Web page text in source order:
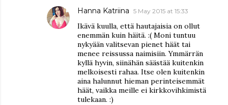
Hanna Katriina 5 May 2015 at 15:33
Ikävä kuulla, että hautajaisia on ollut
enemmän kuin häitä. :( Moni tuntuu
nykyään valitsevan pienet häät tai
menee reissussa naimisiin. Ymmärrän
kyllä hyvin, siinähän säästää kuitenkin
melkoisesti rahaa. Itse olen kuitenkin
aina halunnut hieman perinteisemmät
häät, vaikka meille ei kirkkovihkimistä
tulekaan. :)